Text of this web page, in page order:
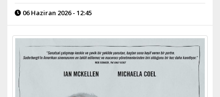
06 Haziran 2026 - 12:45